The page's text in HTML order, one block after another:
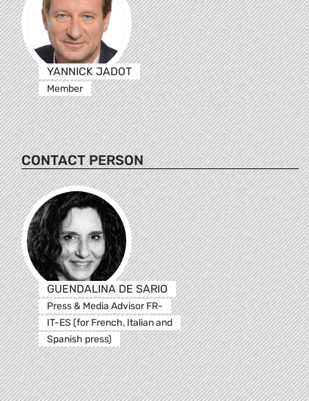
YANNICK JADOT
Member
CONTACT PERSON
GUENDALINA DE SARIO
Press & Media Advisor FR-
IT-ES (for French, Italian and
Spanish press)